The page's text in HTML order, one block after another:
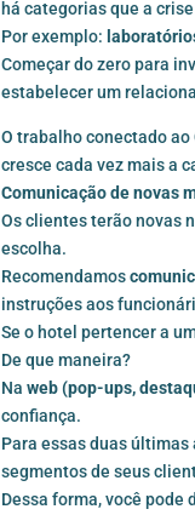
há categorias que a
Por exemplo:
Começar do zero para
estabelecer um
O trabalho conectado ao
cresce cada vez mais a
Comunicação de novas
Os clientes terão novas
escolha.
Recomendamos
instruções aos
Se o hotel pertencer a
De que maneira?
Naweb (pop-ups,
confiança.
Para essas duas
segmentos de seus
Dessa forma, você